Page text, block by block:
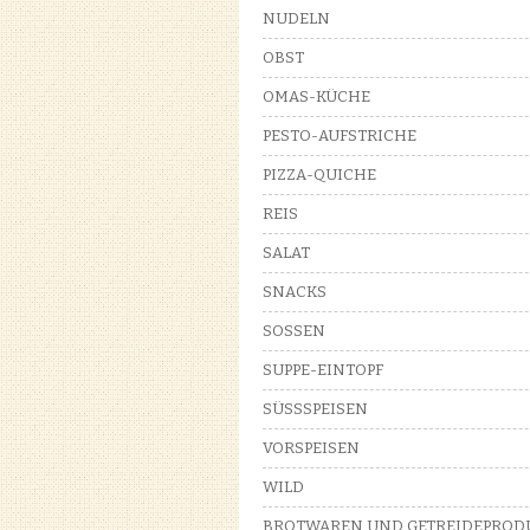
NUDELN
OBST
OMAS-KÜCHE
PESTO-AUFSTRICHE
PIZZA-QUICHE
REIS
SALAT
SNACKS
SOSSEN
SUPPE-EINTOPF
SÜSSSPEISEN
VORSPEISEN
WILD
BROTWAREN UND